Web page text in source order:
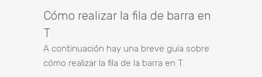
Cómo realizar la fila de barra en
T
A continuación hay una breve guía sobre
cómo realizar la fila de la barra en T.